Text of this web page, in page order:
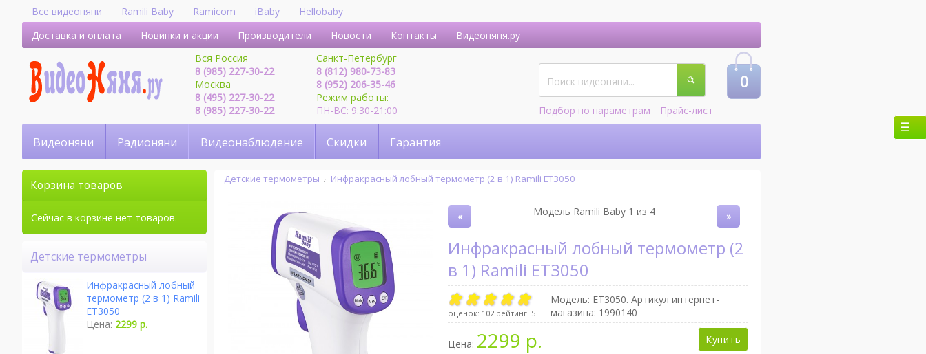
Все видеоняни Ramili Baby Ramicom iBaby
Hellobaby
Доставка и оплата
Новинки и акции Производители Новости Контакты
Видеоняня.ру
Вся Россия
8 (985) 227-30-22
Москва
8 (495) 227-30-22
8 (985) 227-30-22
Санкт-Петербург
8 (812) 980-73-83
8 (952) 206-35-46
Режим работы:
ПН-ВС: 9:30-21:00
Подбор по параметрам Прайс-лист
0
Видеоняни Радионяни Видеонаблюдение Скидки Гарантия
Детские термометры Инфракрасный лобный термометр (2 в 1) Ramili ET3050
« Модель Ramili Baby 1 из 4 »
Инфракрасный лобный термометр (2
в 1) Ramili ET3050
оценок: 102 рейтинг: 5
Модель: ET3050. Артикул интернет-
магазина: 1990140
Цена: 2299 р. Купить
Корзина товаров
Сейчас в корзине нет товаров.
Детские термометры
Инфракрасный лобный
термометр (2 в 1) Ramili
ET3050
Цена: 2299 р.